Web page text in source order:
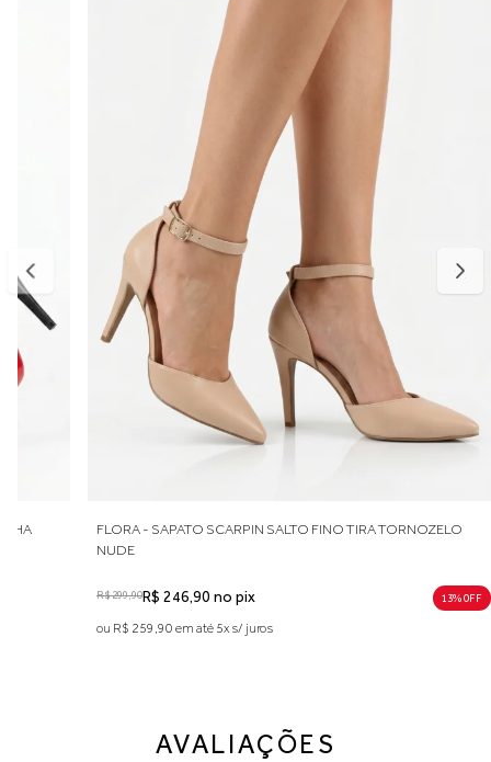
silhueta, acabamento liso que facilita combinações do dia à noite
34 — aproximadamente 22,3 a 22,9 cm
35 — aproximadamente 23 a 23,6 cm
36 — aproximadamente 23,7 a 24,3 cm
37 — aproximadamente 24,4 a 25 cm
38 — aproximadamente 25,1 a 25,6 cm
39 — aproximadamente 25,7 a 26,4 cm
Para escolher o tamanho ideal, meça seu pé do dedão até o
calcanhar e adicione cerca de 0,5 cm de folga para garantir conforto
no uso. Se estiver entre dois tamanhos, opte pelo maior para um
encaixe mais confortável. E, se precisar ajustar, a primeira troca é
gratuita.
FLORA - SAPATO SCARPIN SALTO FINO TIRA TORNOZELO
NUDE
R$ 299,90R$ 246,90 no pix 13% 0FF
ou R$ 259,90 em até 5x s/ juros
AVALIAÇÕES